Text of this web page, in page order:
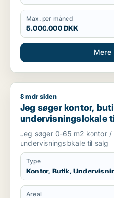
Max. per måned
5.000.000 DKK
Mere
Jeg søger kontor, butik
8 mdr siden
Jeg søger kontor,
undervisningslokale
Storkøbenhavn,
m.fl.
Jeg søger 0-65 m2 kontor /
undervisningslokale til salg
Type
Kontor, Butik,
Areal